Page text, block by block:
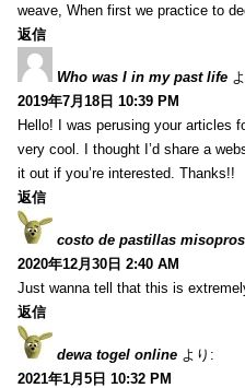
weave, When first we practice to
返信
Who was I in my past life
2019年7月18日 10:39 PM
Hello! I was perusing your articles
very cool. I thought I’d share a
it out if you’re interested. Thanks!!
返信
costo de pastillas
2020年12月30日 2:40 AM
Just wanna tell that this is
返信
dewa togel online より:
2021年1月5日 10:32 PM